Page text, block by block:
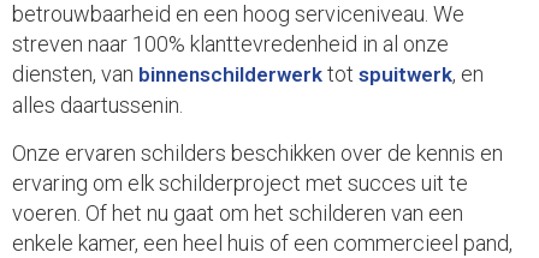
betrouwbaarheid en een hoog serviceniveau. We
streven naar 100% klanttevredenheid in al onze
diensten, van binnenschilderwerk tot spuitwerk, en
alles daartussenin.
Onze ervaren schilders beschikken over de kennis en
ervaring om elk schilderproject met succes uit te
voeren. Of het nu gaat om het schilderen van een
enkele kamer, een heel huis of een commercieel pand,